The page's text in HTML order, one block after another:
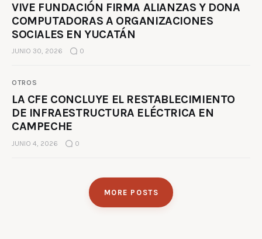
VIVE FUNDACIÓN FIRMA ALIANZAS Y DONA
COMPUTADORAS A ORGANIZACIONES
SOCIALES EN YUCATÁN
JUNIO 30, 2026 0
OTROS
LA CFE CONCLUYE EL RESTABLECIMIENTO
DE INFRAESTRUCTURA ELÉCTRICA EN
CAMPECHE
JUNIO 4, 2026 0
MORE POSTS